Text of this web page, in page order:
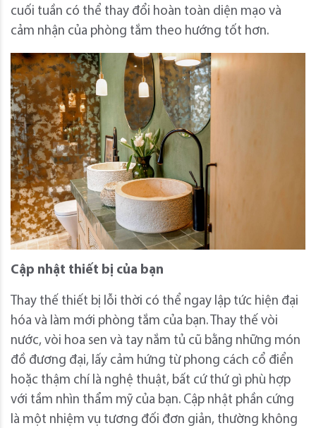
cuối tuần có thể thay đổi hoàn toàn diện mạo và
cảm nhận của phòng tắm theo hướng tốt hơn.
Cập nhật thiết bị của bạn
Thay thế thiết bị lỗi thời có thể ngay lập tức hiện đại
hóa và làm mới phòng tắm của bạn. Thay thế vòi
nước, vòi hoa sen và tay nắm tủ cũ bằng những món
đồ đương đại, lấy cảm hứng từ phong cách cổ điển
hoặc thậm chí là nghệ thuật, bất cứ thứ gì phù hợp
với tầm nhìn thẩm mỹ của bạn. Cập nhật phần cứng
là một nhiệm vụ tương đối đơn giản, thường không